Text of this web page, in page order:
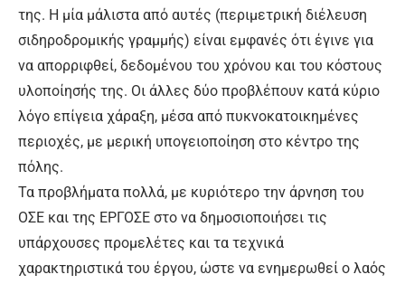
της. Η μία μάλιστα από αυτές (περιμετρική διέλευση
σιδηροδρομικής γραμμής) είναι εμφανές ότι έγινε για
να απορριφθεί, δεδομένου του χρόνου και του κόστους
υλοποίησής της. Οι άλλες δύο προβλέπουν κατά κύριο
λόγο επίγεια χάραξη, μέσα από πυκνοκατοικημένες
περιοχές, με μερική υπογειοποίηση στο κέντρο της
πόλης.
Τα προβλήματα πολλά, με κυριότερο την άρνηση του
ΟΣΕ και της ΕΡΓΟΣΕ στο να δημοσιοποιήσει τις
υπάρχουσες προμελέτες και τα τεχνικά
χαρακτηριστικά του έργου, ώστε να ενημερωθεί ο λαός